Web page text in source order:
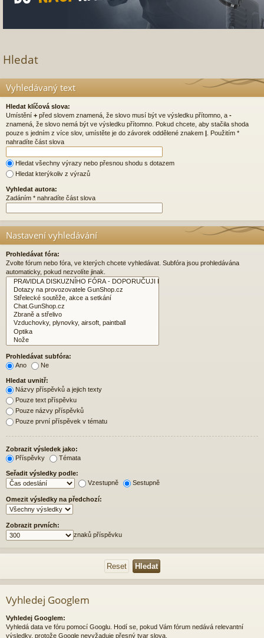
Hledat
Vyhledávaný text
Hledat klíčová slova:
Umístění + před slovem znamená, že slovo musí být ve výsledku přítomno, a -
znamená, že slovo nemá být ve výsledku přítomno. Pokud chcete, aby stačila shoda
pouze s jedním z více slov, umístěte je do závorek oddělené znakem | . Použitím *
nahradíte část slova
Hledat všechny výrazy nebo přesnou shodu s dotazem
Hledat kterýkoliv z výrazů
Vyhledat autora:
Zadáním * nahradíte část slova
Nastavení vyhledávání
Prohledávat fóra:
Zvolte fórum nebo fóra, ve kterých chcete vyhledávat. Subfóra jsou prohledávána
automaticky, pokud nezvolíte jinak.
Prohledávat subfóra:
Ano
Ne
Hledat uvnitř:
Názvy příspěvků a jejich texty
Pouze text příspěvku
Pouze názvy příspěvků
Pouze první příspěvek v tématu
Zobrazit výsledek jako:
Příspěvky
Témata
Seřadit výsledky podle:
Vzestupně
Sestupně
Omezit výsledky na předchozí:
Zobrazit prvních:
znaků příspěvku
Vyhledej Googlem
Vyhledej Googlem:
Vyhledá data ve fóru pomocí Googlu. Hodí se, pokud Vám fórum nedává relevantní
výsledky, protože Google nevyžaduje přesný tvar slova.